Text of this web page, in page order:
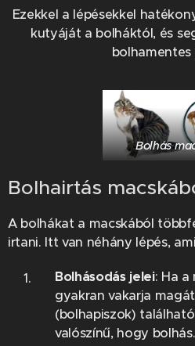
Ezekkel a lépésekkel
kutyáját a bolháktól, és
bolhamentes
Bolhás
Bolhairtás
A bolhákat a macskából
irtani. Itt van néhány lépés,
Bolhásodás jelei: Ha a
gyakran vakarja
(bolhapiszok)
valószínű, hogy bolhás.